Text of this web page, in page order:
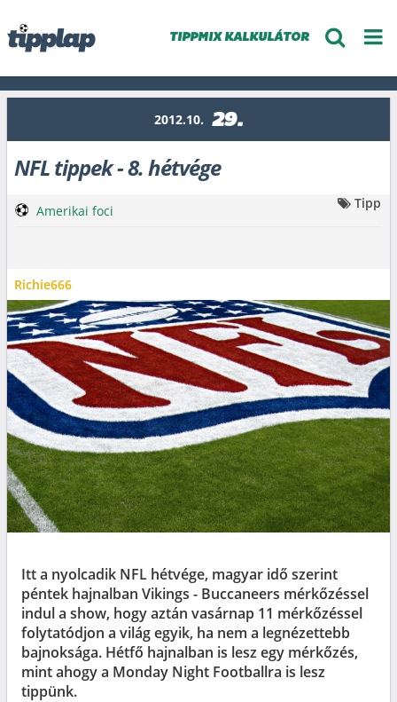
TIPPMIX KALKULÁTOR
2012.10. 29.
NFL tippek - 8. hétvége
Richie666
Amerikai foci Tipp
Itt a nyolcadik NFL hétvége, magyar idő szerint
péntek hajnalban Vikings - Buccaneers mérkőzéssel
indul a show, hogy aztán vasárnap 11 mérkőzéssel
folytatódjon a világ egyik, ha nem a legnézettebb
bajnoksága. Hétfő hajnalban is lesz egy mérkőzés,
mint ahogy a Monday Night Footballra is lesz
tippünk.